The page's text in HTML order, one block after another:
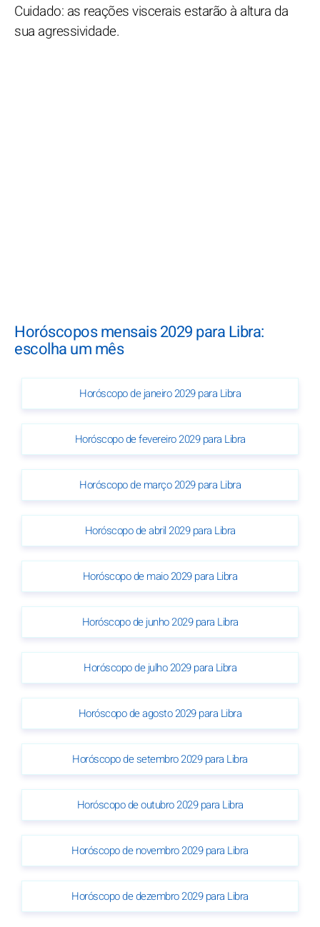
Cuidado: as reações viscerais estarão à altura da
sua agressividade.
Horóscopos mensais 2029 para Libra:
escolha um mês
Horóscopo de janeiro 2029 para Libra
Horóscopo de fevereiro 2029 para Libra
Horóscopo de março 2029 para Libra
Horóscopo de abril 2029 para Libra
Horóscopo de maio 2029 para Libra
Horóscopo de junho 2029 para Libra
Horóscopo de julho 2029 para Libra
Horóscopo de agosto 2029 para Libra
Horóscopo de setembro 2029 para Libra
Horóscopo de outubro 2029 para Libra
Horóscopo de novembro 2029 para Libra
Horóscopo de dezembro 2029 para Libra